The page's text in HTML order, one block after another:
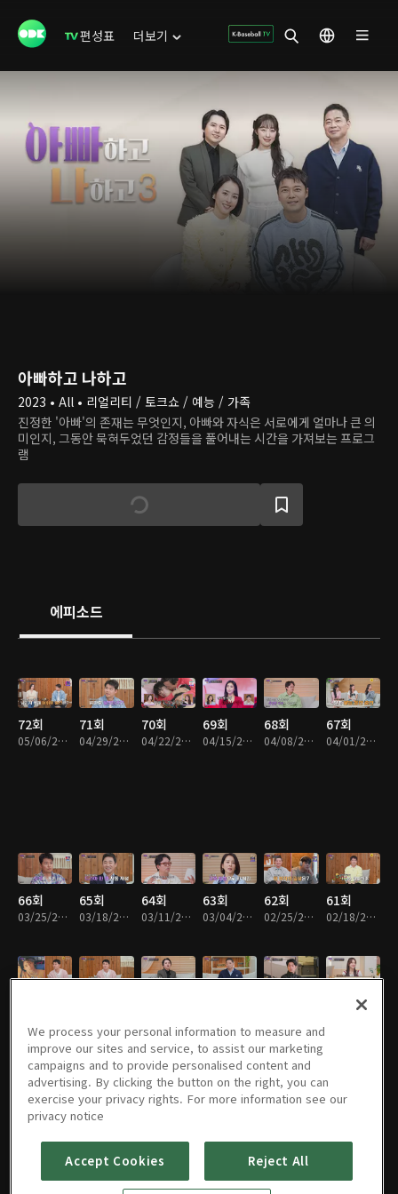
편성표 더보기
아빠하고 나하고
2023 • All • 리얼리티 / 토크쇼 / 예능 / 가족
진정한 '아빠'의 존재는 무엇인지, 아빠와 자식은 서로에게 얼마나 큰 의
미인지, 그동안 묵혀두었던 감정들을 풀어내는 시간을 가져보는 프로그
램
에피소드
72회
05/06/2026 • 1시간 26분
71회
04/29/2026 • 1시간 44분
70회
04/22/2026 • 1시간 49분
69회
04/15/2026 • 1시간 46분
68회
04/08/2026 • 1시간 57분
67회
04/01/2026 • 1시간 24분
66회
03/25/2026 • 1시간 28분
65회
03/18/2026 • 1시간 25분
64회
03/11/2026 • 1시간 45분
63회
03/04/2026 • 1시간 44분
62회
02/25/2026 • 1시간 42분
61회
02/18/2026 • 1시간 40분
54회
06/10/2025 • 1시간 48분
53회 52회 51회 50회 49회
We process your personal information to measure and
improve our sites and service, to assist our marketing
campaigns and to provide personalised content and
advertising. By clicking the button on the right, you can
exercise your privacy rights. For more information see our
privacy notice
Accept Cookies Reject All